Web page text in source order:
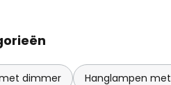
dimmer Hanglampen